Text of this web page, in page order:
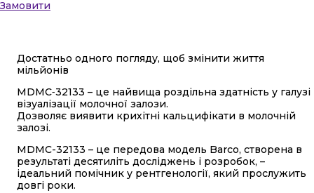
Замовити
Достатньо одного погляду, щоб змінити життя
мільйонів
MDMC‑32133 – це найвища роздільна здатність у галузі
візуалізації молочної залози.
Дозволяє виявити крихітні кальцифікати в молочній
залозі.
MDMC-32133 – це передова модель Barco, створена в
результаті десятиліть досліджень і розробок, –
ідеальний помічник у рентгенології, який прослужить
довгі роки.